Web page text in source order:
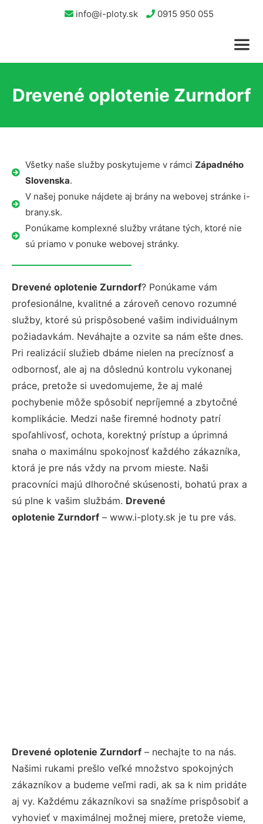
info@i-ploty.sk 0915 950 055
Drevené oplotenie Zurndorf
Všetky naše služby poskytujeme v rámci Západného
Slovenska.
V našej ponuke nájdete aj brány na webovej stránke i-
brany.sk.
Ponúkame komplexné služby vrátane tých, ktoré nie
sú priamo v ponuke webovej stránky.
Drevené oplotenie Zurndorf? Ponúkame vám
profesionálne, kvalitné a zároveň cenovo rozumné
služby, ktoré sú prispôsobené vašim individuálnym
požiadavkám. Neváhajte a ozvite sa nám ešte dnes.
Pri realizácií služieb dbáme nielen na precíznosť a
odbornosť, ale aj na dôslednú kontrolu vykonanej
práce, pretože si uvedomujeme, že aj malé
pochybenie môže spôsobiť nepríjemné a zbytočné
komplikácie. Medzi naše firemné hodnoty patrí
spoľahlivosť, ochota, korektný prístup a úprimná
snaha o maximálnu spokojnosť každého zákazníka,
ktorá je pre nás vždy na prvom mieste. Naši
pracovníci majú dlhoročné skúsenosti, bohatú prax a
sú plne k vašim službám. Drevené
oplotenie Zurndorf – www.i-ploty.sk je tu pre vás.
Drevené oplotenie Zurndorf – nechajte to na nás.
Našimi rukami prešlo veľké množstvo spokojných
zákazníkov a budeme veľmi radi, ak sa k nim pridáte
aj vy. Každému zákazníkovi sa snažíme prispôsobiť a
vyhovieť v maximálnej možnej miere, pretože vieme,